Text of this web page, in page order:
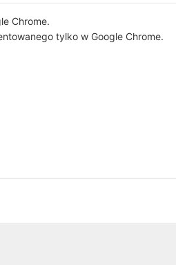
Chrome.
tylko w Google Chrome.